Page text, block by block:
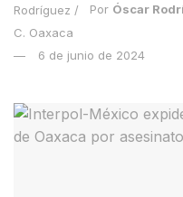
Por Óscar
6 de junio de 2024